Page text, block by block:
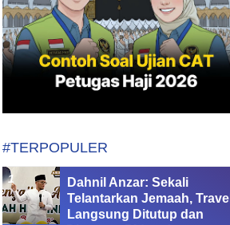
#TERPOPULER
Dahnil Anzar: Sekali
Telantarkan Jemaah, Travel
Langsung Ditutup dan